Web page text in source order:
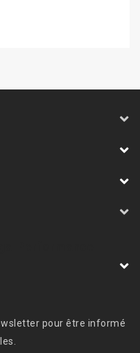
pour être informé